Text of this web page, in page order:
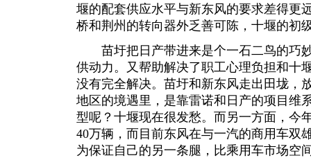
堰的配套供应水平与新东风的要求差得更
桥和荆州的转向器外乏善可陈，十堰的初
苗圩把日产带进来是个一石二鸟的巧
供动力。又帮助解决了职工心理负担和十
没有完全解决。苗圩和新东风走出田垅，
地区的境遇里，是靠雷诺和日产的项目维
型呢？十堰现在很发愁。而另一方面，今
40万辆，而目前东风在与一汽的商用车双
为保证自己的另一条腿，比乘用车市场空